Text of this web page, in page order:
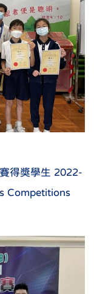
得獎學生 2022-
Competitions